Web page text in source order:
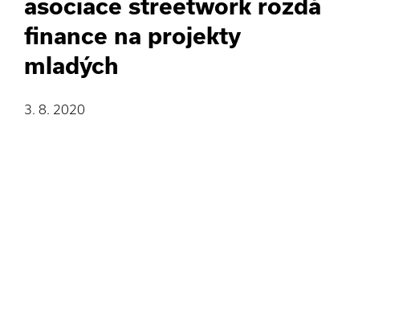
asociace streetwork rozdá
finance na projekty
mladých
3. 8. 2020